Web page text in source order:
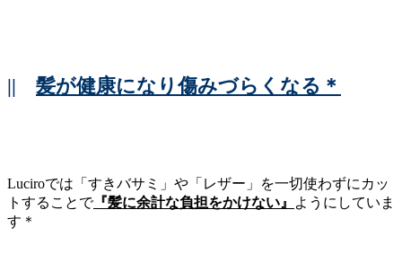
|| 髪が健康になり傷みづらくなる＊
Luciroでは「すきバサミ」や「レザー」を一切使わずにカッ
トすることで『髪に余計な負担をかけない』
ようにしていま
す＊